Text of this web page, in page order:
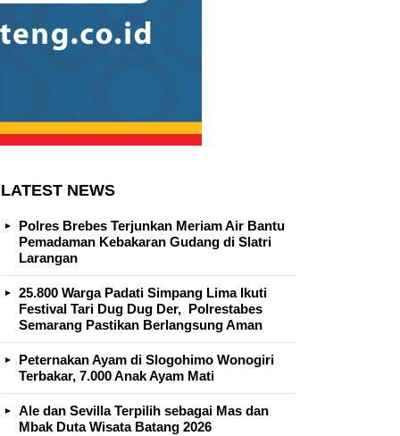
LATEST NEWS
Polres Brebes Terjunkan Meriam Air Bantu
Pemadaman Kebakaran Gudang di Slatri
Larangan
25.800 Warga Padati Simpang Lima Ikuti
Festival Tari Dug Dug Der, Polrestabes
Semarang Pastikan Berlangsung Aman
Peternakan Ayam di Slogohimo Wonogiri
Terbakar, 7.000 Anak Ayam Mati
Ale dan Sevilla Terpilih sebagai Mas dan
Mbak Duta Wisata Batang 2026